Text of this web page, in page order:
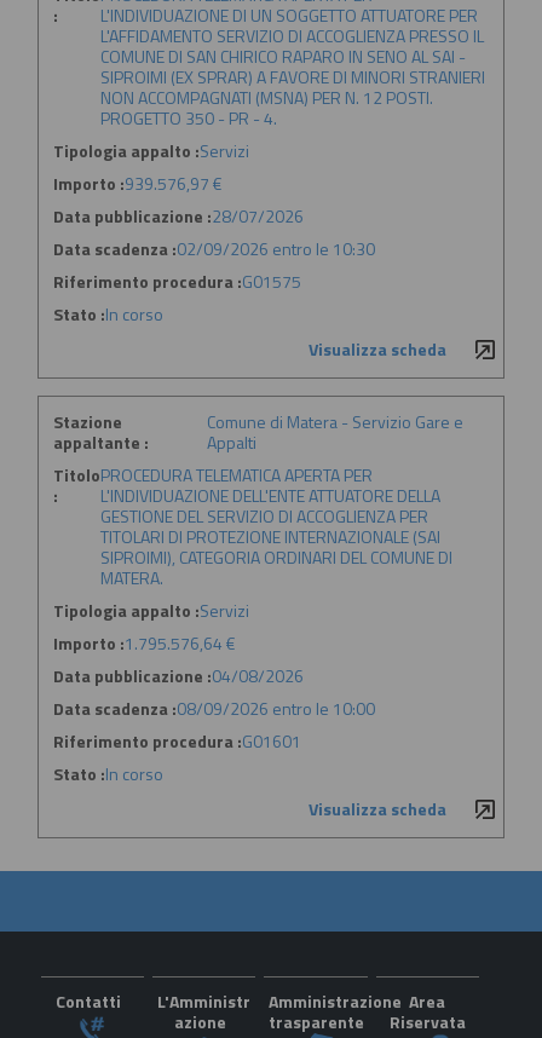
:
L'INDIVIDUAZIONE DI UN SOGGETTO ATTUATORE PER
L'AFFIDAMENTO SERVIZIO DI ACCOGLIENZA PRESSO IL
COMUNE DI SAN CHIRICO RAPARO IN SENO AL SAI -
SIPROIMI (EX SPRAR) A FAVORE DI MINORI STRANIERI
NON ACCOMPAGNATI (MSNA) PER N. 12 POSTI.
PROGETTO 350 - PR - 4.
Tipologia appalto :Servizi
Importo :939.576,97 €
Data pubblicazione :28/07/2026
Data scadenza :02/09/2026 entro le 10:30
Riferimento procedura :G01575
Stato :In corso
Visualizza scheda
Stazione
appaltante :
Comune di Matera - Servizio Gare e
Appalti
Titolo
:
PROCEDURA TELEMATICA APERTA PER
L'INDIVIDUAZIONE DELL'ENTE ATTUATORE DELLA
GESTIONE DEL SERVIZIO DI ACCOGLIENZA PER
TITOLARI DI PROTEZIONE INTERNAZIONALE (SAI
SIPROIMI), CATEGORIA ORDINARI DEL COMUNE DI
MATERA.
Tipologia appalto :Servizi
Importo :1.795.576,64 €
Data pubblicazione :04/08/2026
Data scadenza :08/09/2026 entro le 10:00
Riferimento procedura :G01601
Stato :In corso
Visualizza scheda
Contatti
L'Amministr
azione
Amministrazione
trasparente
Area
Riservata